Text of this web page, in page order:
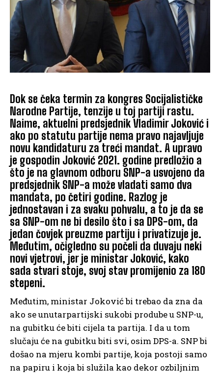
Dok se čeka termin za kongres Socijalističke
Narodne Partije, tenzije u toj partiji rastu.
Naime, aktuelni predsjednik Vladimir Joković i
ako po statutu partije nema pravo najavljuje
novu kandidaturu za treći mandat. A upravo
je gospodin Joković 2021. godine predložio a
što je na glavnom odboru SNP-a usvojeno da
predsjednik SNP-a može vladati samo dva
mandata, po četiri godine. Razlog je
jednostavan i za svaku pohvalu, a to je da se
sa SNP-om ne bi desilo što i sa DPS-om, da
jedan čovjek preuzme partiju i privatizuje je.
Međutim, očigledno su počeli da duvaju neki
novi vjetrovi, jer je ministar Joković, kako
sada stvari stoje, svoj stav promijenio za 180
stepeni.
Međutim, ministar Joković bi trebao da zna da
ako se unutarpartijski sukobi prodube u SNP-u,
na gubitku će biti cijela ta partija. I da u tom
slučaju će na gubitku biti svi, osim DPS-a. SNP bi
došao na mjeru kombi partije, koja postoji samo
na papiru i koja bi služila kao dekor ozbiljnim